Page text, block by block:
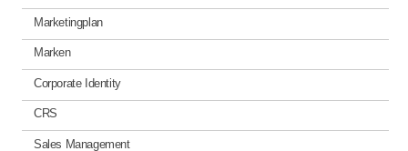
Marketingplan
Marken
Corporate Identity
CRS
Sales Management